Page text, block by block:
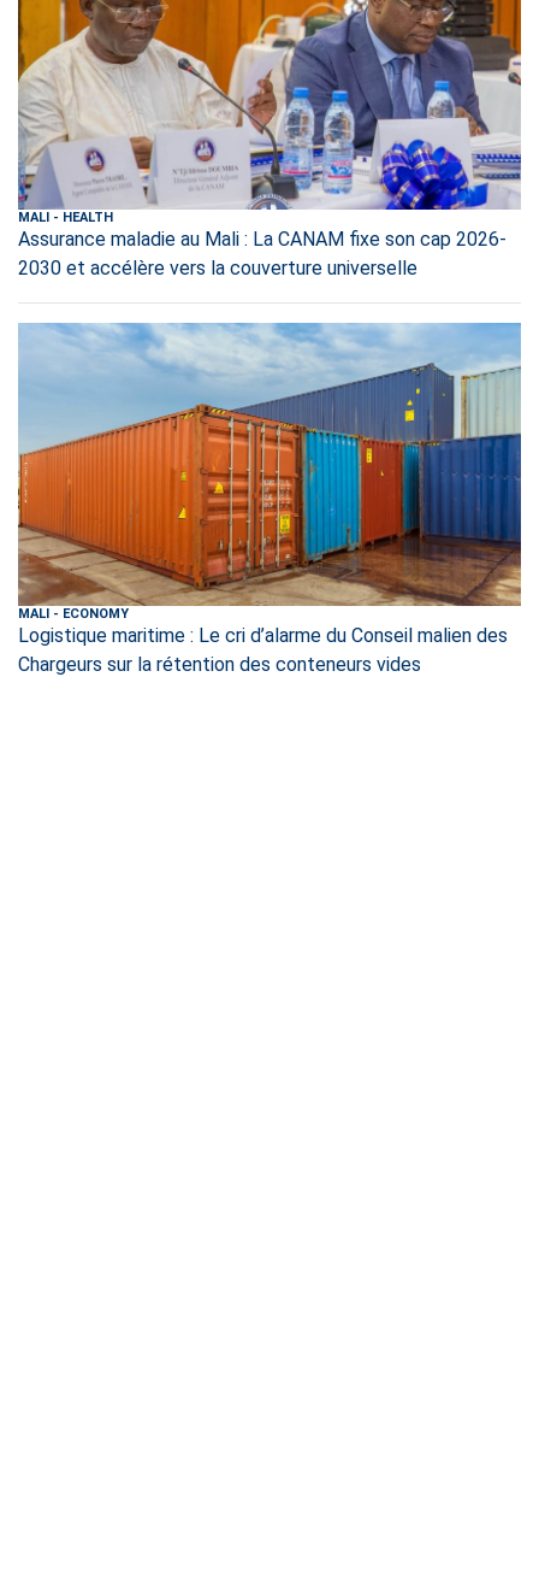
MALI - HEALTH
Assurance maladie au Mali : La CANAM fixe son cap 2026-
2030 et accélère vers la couverture universelle
MALI - ECONOMY
Logistique maritime : Le cri d’alarme du Conseil malien des
Chargeurs sur la rétention des conteneurs vides